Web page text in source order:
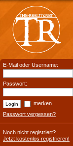
E-Mail oder Username:
Passwort:
merken
Passwort vergessen?
Noch nicht registriert?
Jetzt kostenlos registrieren!